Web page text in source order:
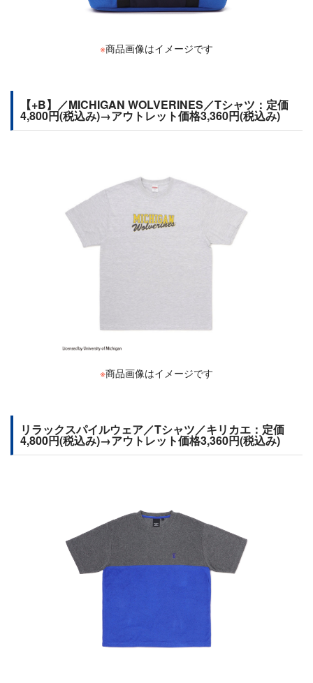
※商品画像はイメージです
【+B】／MICHIGAN WOLVERINES／Tシャツ：定価
4,800円(税込み)→アウトレット価格3,360円(税込み)
※商品画像はイメージです
リラックスパイルウェア／Tシャツ／キリカエ：定価
4,800円(税込み)→アウトレット価格3,360円(税込み)